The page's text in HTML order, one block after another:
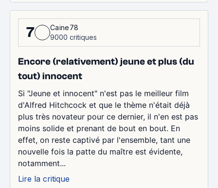
7
Caine78
9000 critiques
Encore (relativement) jeune et plus (du
tout) innocent
Si "Jeune et innocent" n'est pas le meilleur film
d'Alfred Hitchcock et que le thème n'était déjà
plus très novateur pour ce dernier, il n'en est pas
moins solide et prenant de bout en bout. En
effet, on reste captivé par l'ensemble, tant une
nouvelle fois la patte du maître est évidente,
notamment...
Lire la critique